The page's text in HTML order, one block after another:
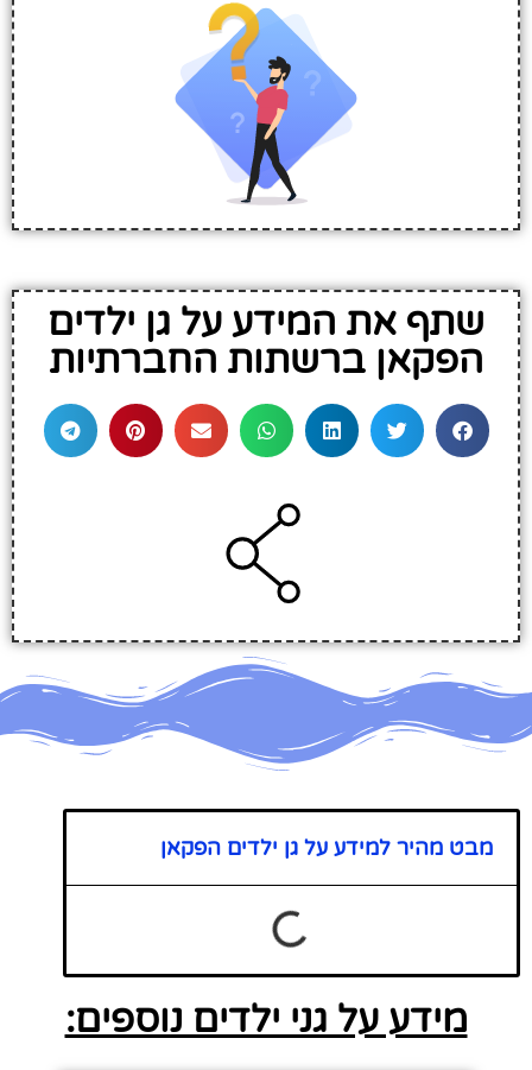
שתף את המידע על גן ילדים
הפקאן ברשתות החברתיות
מבט מהיר למידע על גן ילדים הפקאן
מידע על גני ילדים נוספים: